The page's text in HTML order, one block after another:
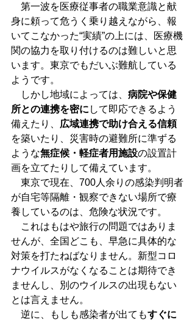
第一波を医療従事者の職業意識と献
身に頼って危うく乗り越えながら、報
いてこなかった“実績”の上には、医療機
関の協力を取り付けるのは難しいと思
います。東京でもだいぶ難航している
ようです。
しかし地域によっては、 病院や保健
所との連携を密に して即応できるよう
備えたり、 広域連携で助け合える信頼
を築いたり、災害時の避難所に準ずる
ような無症候・軽症者用施設の設置計
画を立てたりして備えています。
東京で現在、700人余りの感染判明者
が自宅等隔離・観察できない場所で療
養しているのは、危険な状況です。
これはもはや旅行の問題ではありま
せんが、全国どこも、早急に具体的な
対策を打たねばなりません。新型コロ
ナウイルスがなくなることは期待でき
ませんし、別のウイルスの出現もない
とは言えません。
逆に、もしも感染者が出てもすぐに